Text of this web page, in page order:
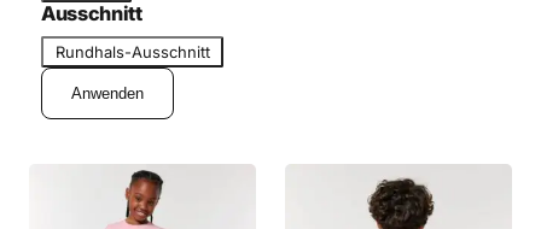
f
r
r
m
e
Ausschnitt
u
s
Rundhals-Ausschnitt
Anwenden